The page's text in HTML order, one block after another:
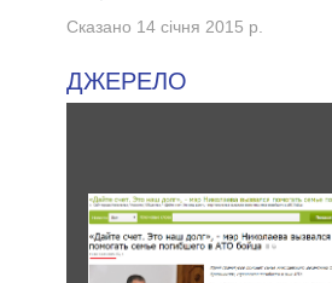
Сказано 14 січня 2015 р.
ДЖЕРЕЛО